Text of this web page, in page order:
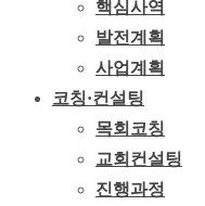
핵심사역
발전계획
사업계획
코칭·컨설팅
목회코칭
교회컨설팅
진행과정